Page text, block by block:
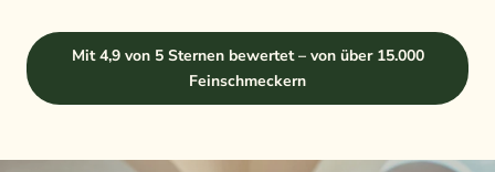
Mit 4,9 von 5 Sternen bewertet – von über 15.000
Feinschmeckern